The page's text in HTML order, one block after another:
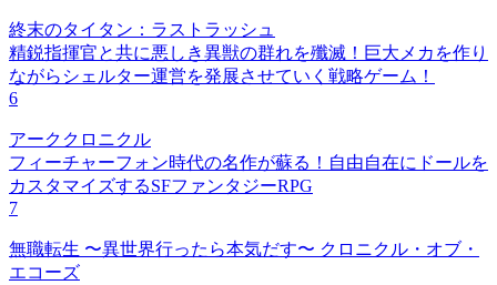
終末のタイタン：ラストラッシュ
精鋭指揮官と共に悪しき異獣の群れを殲滅！巨大メカを作り
ながらシェルター運営を発展させていく戦略ゲーム！
6
アーククロニクル
フィーチャーフォン時代の名作が蘇る！自由自在にドールを
カスタマイズするSFファンタジーRPG
7
無職転生 〜異世界行ったら本気だす〜 クロニクル・オブ・
エコーズ